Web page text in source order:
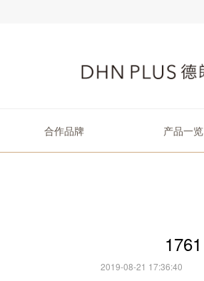
合作品牌 产品一览
1761
2019-08-21 17:36:40